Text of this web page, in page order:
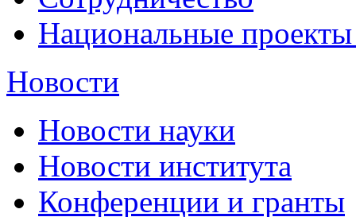
Национальные
Новости
Новости науки
Новости института
Конференции и гранты